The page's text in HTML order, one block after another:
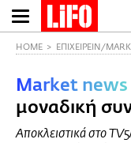
Παράκαμψη
προς
περιεχόμενο
HOME ΕΠΙΧΕΙΡΕΙΝ/
Market news
μοναδική
Αποκλειστικά στο